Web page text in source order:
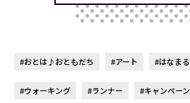
#おとは♪おともだち #アート #はなま
#ウォーキング #ランナー #キャンペーン